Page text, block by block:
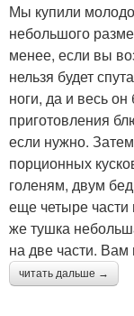
Блюда из
Закуски из
Мы купили
небольшого
менее, если вы
нельзя будет
ноги, да и весь
приготовления
если нужно.
порционных
голеням, двум
еще четыре части
же тушка
на две части. Вам
читать дальше →